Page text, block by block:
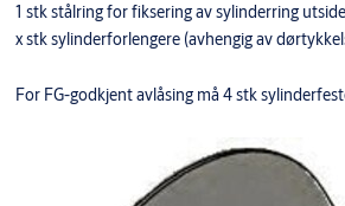
1 stk stålring for fiksering av sylinderring
x stk sylinderforlengere (avhengig av
For FG-godkjent avlåsing må 4 stk